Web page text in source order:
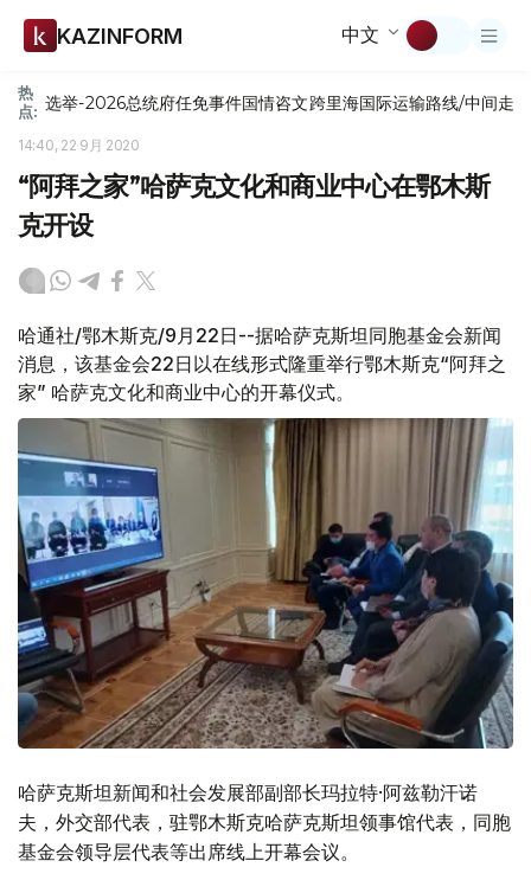
KAZINFORM 中文
热
点: 选举-2026总统府任免事件国情咨文跨里海国际运输路线/中间走廊
14:40, 22 9月 2020
“阿拜之家”哈萨克文化和商业中心在鄂木斯
克开设
哈通社/鄂木斯克/9月22日--据哈萨克斯坦同胞基金会新闻
消息，该基金会22日以在线形式隆重举行鄂木斯克“阿拜之
家” 哈萨克文化和商业中心的开幕仪式。
哈萨克斯坦新闻和社会发展部副部长玛拉特·阿兹勒汗诺
夫，外交部代表，驻鄂木斯克哈萨克斯坦领事馆代表，同胞
基金会领导层代表等出席线上开幕会议。